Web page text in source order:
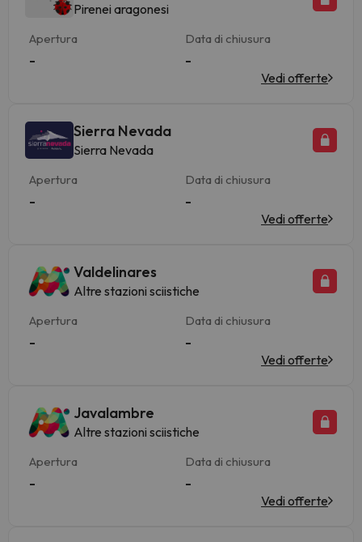
Pirenei aragonesi
Apertura
-
Data di chiusura
-
Vedi offerte
Sierra Nevada
Sierra Nevada
Apertura
-
Data di chiusura
-
Vedi offerte
Valdelinares
Altre stazioni sciistiche
Apertura
-
Data di chiusura
-
Vedi offerte
Javalambre
Altre stazioni sciistiche
Apertura
-
Data di chiusura
-
Vedi offerte